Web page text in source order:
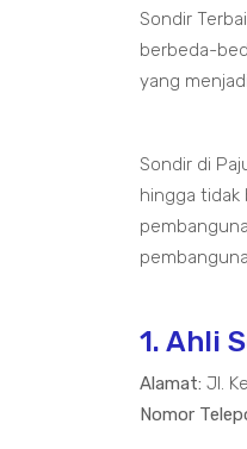
Sondir
berbeda-
yang
Sondir di
hingga tidak
1. Ahli
Alamat: Jl.
Nomor